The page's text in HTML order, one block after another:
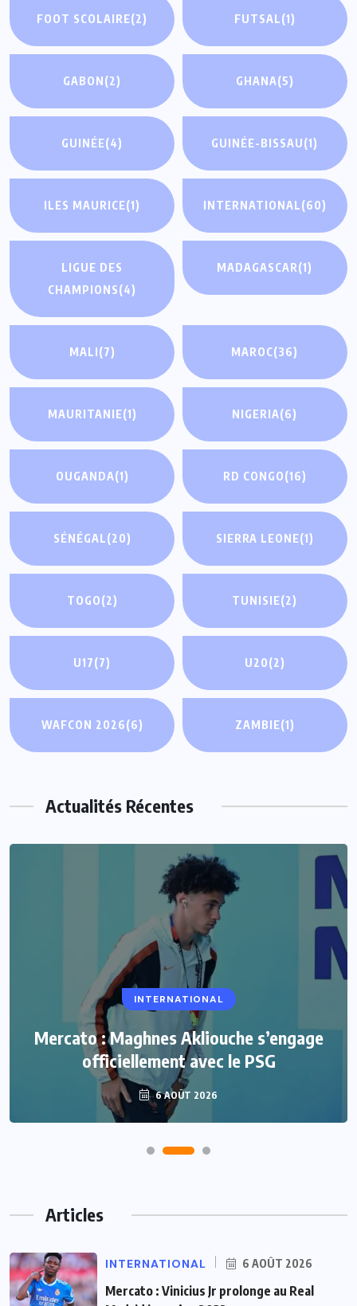
FOOT SCOLAIRE(2) FUTSAL(1)
GABON(2) GHANA(5)
GUINÉE(4) GUINÉE-BISSAU(1)
ILES MAURICE(1) INTERNATIONAL(60)
LIGUE DES
CHAMPIONS(4)
MADAGASCAR(1)
MALI(7) MAROC(36)
MAURITANIE(1) NIGERIA(6)
OUGANDA(1) RD CONGO(16)
SÉNÉGAL(20) SIERRA LEONE(1)
TOGO(2) TUNISIE(2)
U17(7) U20(2)
WAFCON 2026(6) ZAMBIE(1)
Actualités Récentes
INTERNATIONAL
Mercato : Maghnes Akliouche s’engage
officiellement avec le PSG
6 AOÛT 2026
Articles
INTERNATIONAL 6 AOÛT 2026
Mercato : Vinicius Jr prolonge au Real